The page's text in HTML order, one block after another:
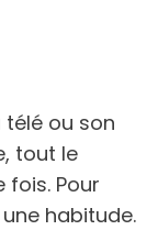
télé ou son
tout le
fois. Pour
habitude.